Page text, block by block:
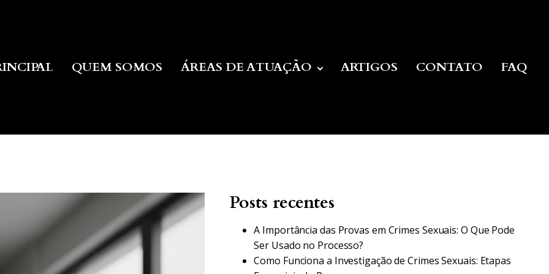
QUEM SOMOS ÁREAS DE ATUAÇÃO ARTIGOS CONTATO FAQ
Posts recentes
A Importância das Provas em Crimes Sexuais: O Que Pode
Ser Usado no Processo?
Como Funciona a Investigação de Crimes Sexuais: Etapas